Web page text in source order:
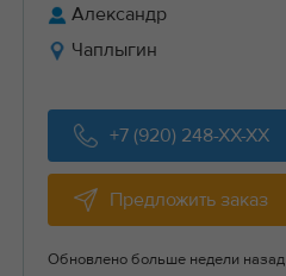
Александр
Чаплыгин
+7 (920) 248-XX-XX
Предложить заказ
Обновлено больше недели назад